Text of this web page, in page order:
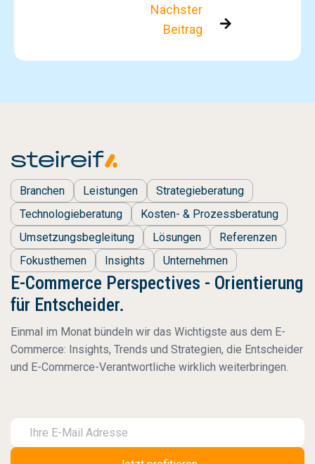
Nächster
Beitrag

Branchen Leistungen
Strategieberatung
Technologieberatung
Kosten- & Prozessberatung
Umsetzungsbegleitung
Lösungen
Referenzen
Fokusthemen
Insights Unternehmen
E-Commerce Perspectives - Orientierung
für Entscheider.
Einmal im Monat bündeln wir das Wichtigste aus dem E-
Commerce: Insights, Trends und Strategien, die Entscheider
und E-Commerce-Verantwortliche wirklich weiterbringen.